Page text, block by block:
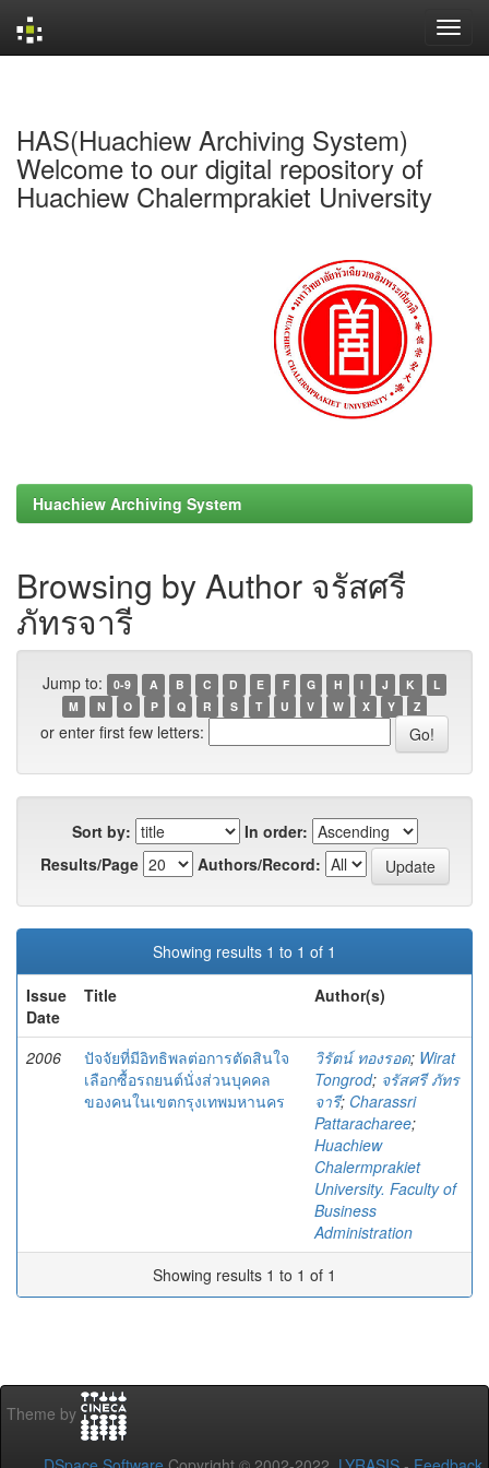
HAS(Huachiew Archiving System)
Welcome to our digital repository of
Huachiew Chalermprakiet University
Huachiew Archiving System
Browsing by Author จรัสศรี
ภัทรจารี
Jump to: 0-9 A B C D E F G H I J K
L
M
N O P Q R S T U V W X Y Z
or enter first few letters:
Sort by:
In order:
Results/Page
Authors/Record:
Showing results 1 to 1 of 1
Issue
Date
Title Author(s)
2006
ปัจจัยที่มีอิทธิพลต่อการตัดสินใจ
เลือกซื้อรถยนต์นั่งส่วนบุคคล
ของคนในเขตกรุงเทพมหานคร
วิรัตน์ ทองรอด; Wirat
Tongrod; จรัสศรี ภัทร
จารี; Charassri
Pattaracharee;
Huachiew
Chalermprakiet
University. Faculty of
Business
Administration
Showing results 1 to 1 of 1
Theme by